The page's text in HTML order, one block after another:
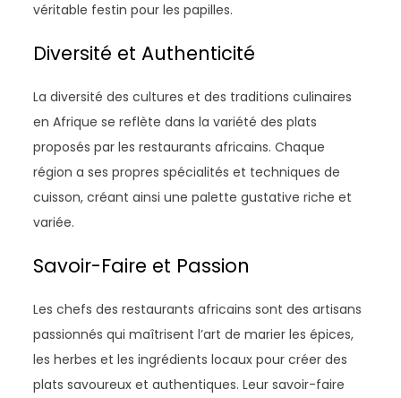
véritable festin pour les papilles.
Diversité et Authenticité
La diversité des cultures et des traditions culinaires
en Afrique se reflète dans la variété des plats
proposés par les restaurants africains. Chaque
région a ses propres spécialités et techniques de
cuisson, créant ainsi une palette gustative riche et
variée.
Savoir-Faire et Passion
Les chefs des restaurants africains sont des artisans
passionnés qui maîtrisent l’art de marier les épices,
les herbes et les ingrédients locaux pour créer des
plats savoureux et authentiques. Leur savoir-faire